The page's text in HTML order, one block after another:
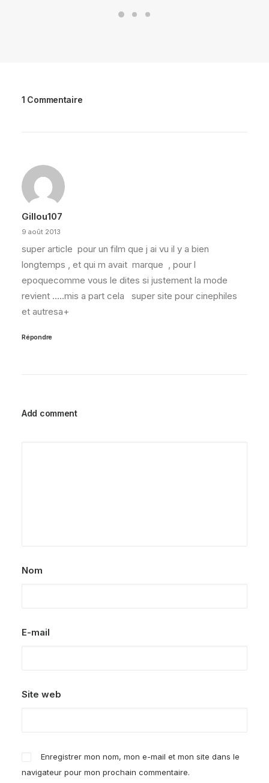
1 Commentaire
Gillou107
9 août 2013
super article pour un film que j ai vu il y a bien
longtemps , et qui m avait marque , pour l
epoquecomme vous le dites si justement la mode
revient …..mis a part cela super site pour cinephiles
et autresa+
Répondre
Add comment
Nom
E-mail
Site web
Enregistrer mon nom, mon e-mail et mon site dans le
navigateur pour mon prochain commentaire.